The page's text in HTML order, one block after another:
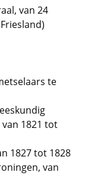
van 24
te
1821 tot
1827 tot 1828
van